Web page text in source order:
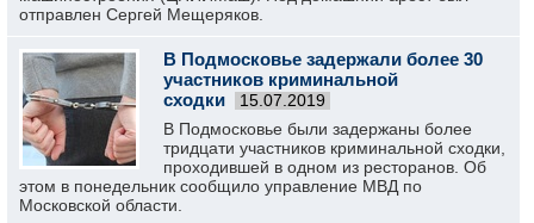
отправлен Сергей Мещеряков.
В Подмосковье задержали более 30
участников криминальной
сходки
15.07.2019
В Подмосковье были задержаны более
тридцати участников криминальной сходки,
проходившей в одном из ресторанов. Об
этом в понедельник сообщило управление МВД по
Московской области.